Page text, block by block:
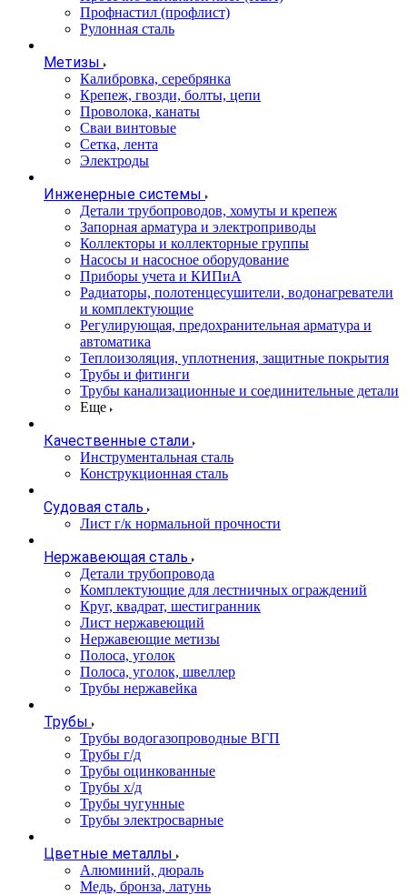
Профнастил (профлист)
Рулонная сталь
Метизы
Калибровка, серебрянка
Крепеж, гвозди, болты, цепи
Проволока, канаты
Сваи винтовые
Сетка, лента
Электроды
Инженерные системы
Детали трубопроводов, хомуты и крепеж
Запорная арматура и электроприводы
Коллекторы и коллекторные группы
Насосы и насосное оборудование
Приборы учета и КИПиА
Радиаторы, полотенцесушители, водонагреватели
и комплектующие
Регулирующая, предохранительная арматура и
автоматика
Теплоизоляция, уплотнения, защитные покрытия
Трубы и фитинги
Трубы канализационные и соединительные детали
Еще
Качественные стали
Инструментальная сталь
Конструкционная сталь
Судовая сталь
Лист г/к нормальной прочности
Нержавеющая сталь
Детали трубопровода
Комплектующие для лестничных ограждений
Круг, квадрат, шестигранник
Лист нержавеющий
Нержавеющие метизы
Полоса, уголок
Полоса, уголок, швеллер
Трубы нержавейка
Трубы
Трубы водогазопроводные ВГП
Трубы г/д
Трубы оцинкованные
Трубы х/д
Трубы чугунные
Трубы электросварные
Цветные металлы
Алюминий, дюраль
Медь, бронза, латунь